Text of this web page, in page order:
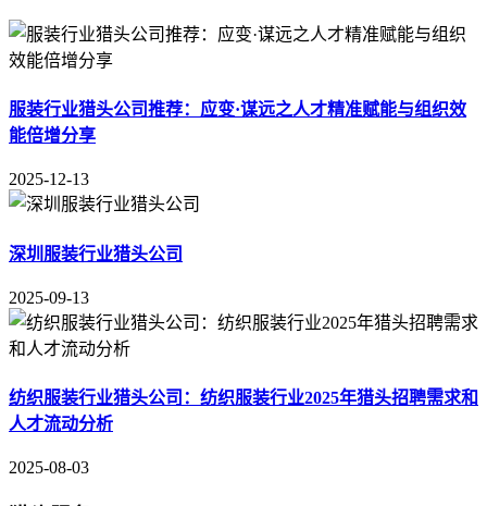
服装行业猎头公司推荐：应变·谋远之人才精准赋能与组织效
能倍增分享
2025-12-13
深圳服装行业猎头公司
2025-09-13
纺织服装行业猎头公司：纺织服装行业2025年猎头招聘需求和
人才流动分析
2025-08-03